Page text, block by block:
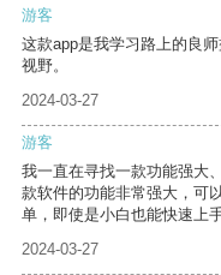
游客
这款app是我学习路上的良
视野。
2024-03-27
游客
我一直在寻找一款功能强大
款软件的功能非常强大，可
单，即使是小白也能快速上手
2024-03-27